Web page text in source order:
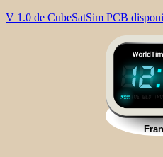
V 1.0 de CubeSatSim PCB